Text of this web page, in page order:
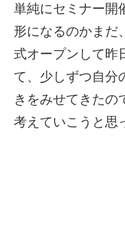
単純にセミナー開
形になるのかまだ
式オープンして昨
て、少しずつ自分
きをみせてきたの
考えていこうと思